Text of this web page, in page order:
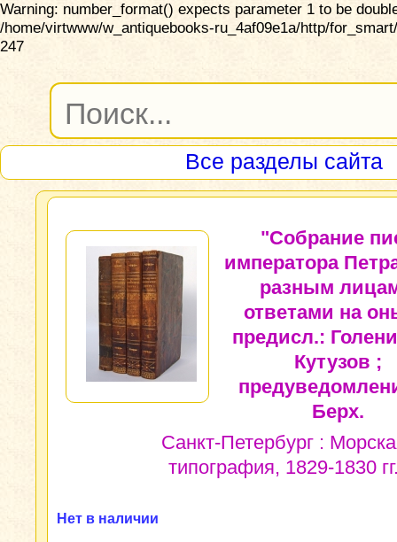
Warning: number_format() expects parameter 1 to be
/home/virtwww/w_antiquebooks-ru_4af09e1a/http/
247
Все разделы сайта
"Собрание
императора
разным
ответами на
предисл.:
Кутузов ;
Берх.
Санкт-Петербург :
типография, 1829-1830
Нет в наличии